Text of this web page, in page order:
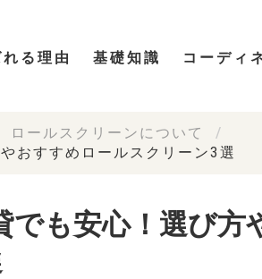
る理由 基礎知識 コーディ
ロールスクリーンについて
おすすめロールスクリーン3選
でも安心！選び方